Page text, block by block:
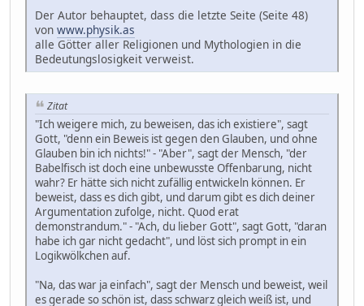
Der Autor behauptet, dass die letzte Seite (Seite 48)
von www.physik.as
alle Götter aller Religionen und Mythologien in die
Bedeutungslosigkeit verweist.
Zitat
"Ich weigere mich, zu beweisen, das ich existiere", sagt
Gott, "denn ein Beweis ist gegen den Glauben, und ohne
Glauben bin ich nichts!" - "Aber", sagt der Mensch, "der
Babelfisch ist doch eine unbewusste Offenbarung, nicht
wahr? Er hätte sich nicht zufällig entwickeln können. Er
beweist, dass es dich gibt, und darum gibt es dich deiner
Argumentation zufolge, nicht. Quod erat
demonstrandum." - "Ach, du lieber Gott", sagt Gott, "daran
habe ich gar nicht gedacht", und löst sich prompt in ein
Logikwölkchen auf.
"Na, das war ja einfach", sagt der Mensch und beweist, weil
es gerade so schön ist, dass schwarz gleich weiß ist, und